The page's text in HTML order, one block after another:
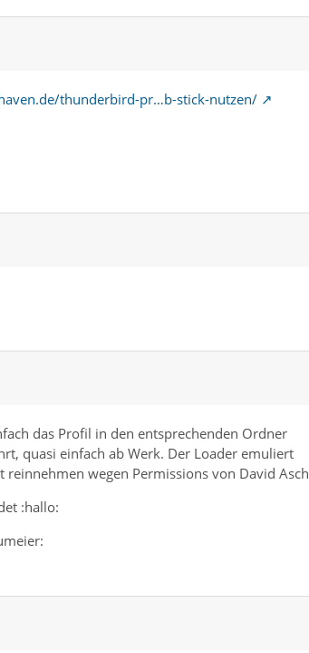
thunderbird-pr…b-stick-nutzen/
das Profil in den entsprechenden Ordner
quasi einfach ab Werk. Der Loader emuliert
wegen Permissions von David
:hallo: